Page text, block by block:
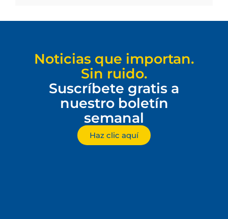
Noticias que importan.
Sin ruido.
Suscríbete gratis a
nuestro boletín
semanal
Haz clic aquí